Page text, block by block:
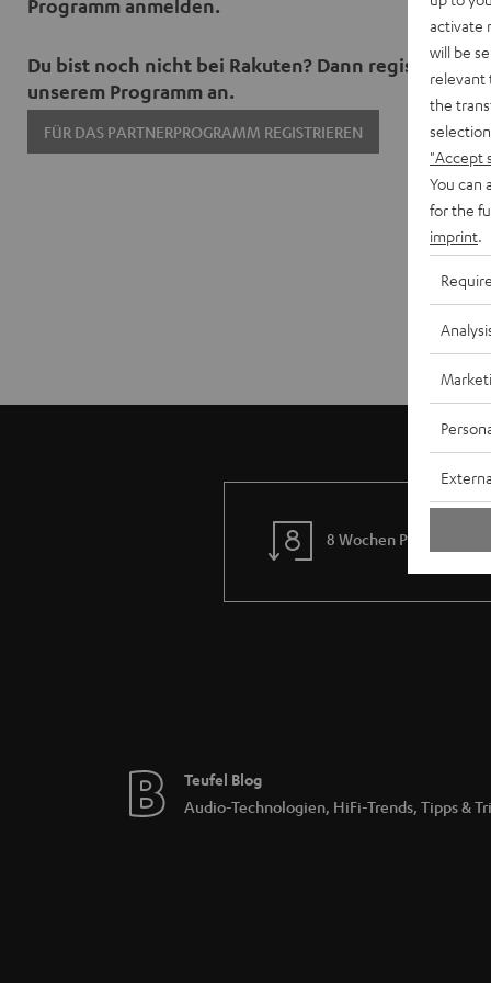
Programm anmelden.
Du bist noch nicht bei Rakuten? Dann registriere
unserem Programm an.
FÜR DAS PARTNERPROGRAMM REGISTRIEREN
8 Wochen Probehören
Teufel Blog
Audio-Technologien, HiFi-Trends, Tipps &
activate
will be
relevant
the
"Accept
You can
for the
imprint.